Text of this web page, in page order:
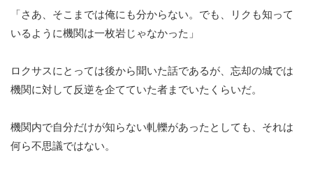
「さあ、そこまでは俺にも分からない。でも、リクも知って
いるように機関は一枚岩じゃなかった」
ロクサスにとっては後から聞いた話であるが、忘却の城では
機関に対して反逆を企てていた者までいたくらいだ。
機関内で自分だけが知らない軋轢があったとしても、それは
何ら不思議ではない。